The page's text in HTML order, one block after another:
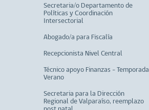
Secretaria/o Departamento de
Políticas y Coordinación
Intersectorial
Abogado/a para Fiscalía
Recepcionista Nivel Central
Técnico apoyo Finanzas - Temporada
Verano
Secretaria para la Dirección
Regional de Valparaíso, reemplazo